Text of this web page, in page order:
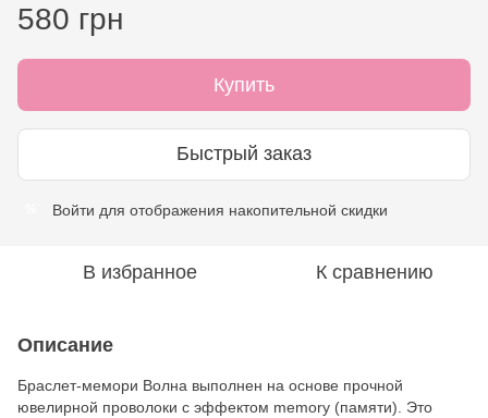
580 грн
Купить
Быстрый заказ
Войти для отображения накопительной скидки
В избранное К сравнению
Описание
Браслет-мемори Волна выполнен на основе прочной
ювелирной проволоки с эффектом memory (памяти). Это